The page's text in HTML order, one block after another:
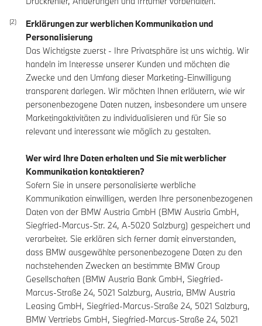
Erklärungen zur werblichen Kommunikation und
Personalisierung
Das Wichtigste zuerst - Ihre Privatsphäre ist uns wichtig. Wir
handeln im Interesse unserer Kunden und möchten die
Zwecke und den Umfang dieser Marketing-Einwilligung
transparent darlegen. Wir möchten Ihnen erläutern, wie wir
personenbezogene Daten nutzen, insbesondere um unsere
Marketingaktivitäten zu individualisieren und für Sie so
relevant und interessant wie möglich zu gestalten.
Wer wird Ihre Daten erhalten und Sie mit werblicher
Kommunikation kontaktieren?
Sofern Sie in unsere personalisierte werbliche
Kommunikation einwilligen, werden Ihre personenbezogenen
Daten von der BMW Austria GmbH (BMW Austria GmbH,
Siegfried-Marcus-Str. 24, A-5020 Salzburg) gespeichert und
verarbeitet. Sie erklären sich ferner damit einverstanden,
dass BMW ausgewählte personenbezogene Daten zu den
nachstehenden Zwecken an bestimmte BMW Group
Gesellschaften (BMW Austria Bank GmbH, Siegfried-
Marcus-Straße 24, 5021 Salzburg, Austria, BMW Austria
Leasing GmbH, Siegfried-Marcus-Straße 24, 5021 Salzburg,
BMW Vertriebs GmbH, Siegfried-Marcus-Straße 24, 5021